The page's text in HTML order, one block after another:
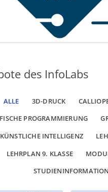
des InfoLabs
ALLE 3D-DRUCK
PROGRAMMIERUNG
KÜNSTLICHE INTELLIGENZ
LEHRPLAN 9. KLASSE
STUDIENINFORMATION